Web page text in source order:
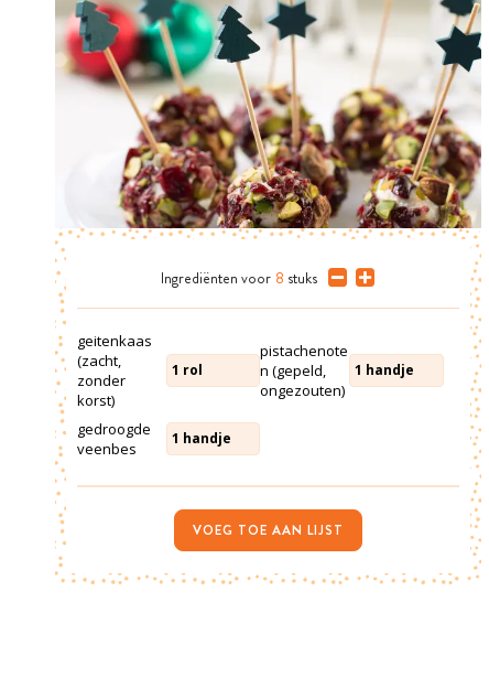
Ingrediënten voor 8 stuks
geitenkaas
(zacht,
zonder
korst)
1 rol
pistachenote
n (gepeld,
ongezouten)
1 handje
gedroogde
veenbes
1 handje
VOEG TOE AAN LIJST